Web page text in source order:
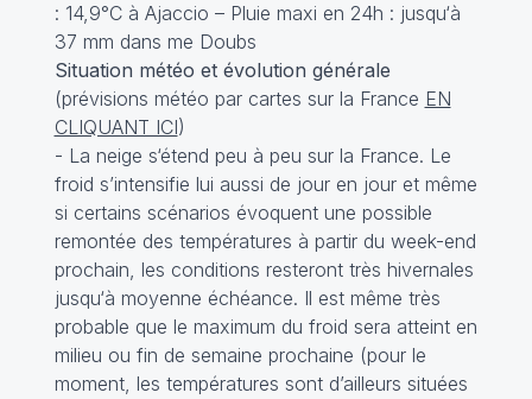
: 14,9°C à Ajaccio – Pluie maxi en 24h : jusqu‘à
37 mm dans me Doubs
Situation météo et évolution générale
(prévisions météo par cartes sur la France EN
CLIQUANT ICI)
- La neige s‘étend peu à peu sur la France. Le
froid s’intensifie lui aussi de jour en jour et même
si certains scénarios évoquent une possible
remontée des températures à partir du week-end
prochain, les conditions resteront très hivernales
jusqu‘à moyenne échéance. Il est même très
probable que le maximum du froid sera atteint en
milieu ou fin de semaine prochaine (pour le
moment, les températures sont d’ailleurs situées